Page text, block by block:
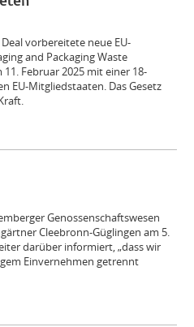
vorbereitete neue EU-
and Packaging Waste
11. Februar 2025 mit einer 18-
EU-Mitgliedstaaten. Das Gesetz
Genossenschaftswesen
Cleebronn-Güglingen am 5.
darüber informiert, „dass wir
Einvernehmen getrennt